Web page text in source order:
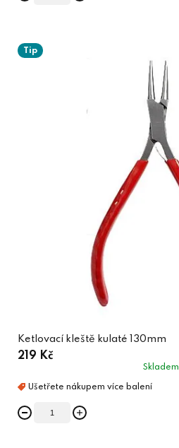
Tip
Ketlovací kleště kulaté 130mm
219 Kč
Skladem